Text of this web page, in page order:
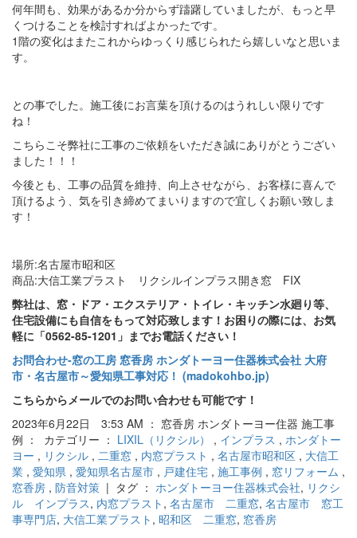
何年間も、効果があるか分からず躊躇していましたが、もっと早
くつけることを検討すればよかったです。
1階の変化はまたこれからゆっくり感じられたら嬉しいなと思いま
す。
との事でした。施工後にお言葉を頂けるのはうれしい限りです
ね！
こちらこそ弊社に工事のご依頼をいただき誠にありがとうござい
ました！！！
今後とも、工事の品質を維持、向上させながら、お客様に喜んで
頂けるよう、気を引き締めてまいりますので宜しくお願い致しま
す！
場所:名古屋市昭和区
商品:大信工業プラスト リクシルインプラス開き窓 FIX
弊社は、窓・ドア・エクステリア・トイレ・キッチン水廻り等、
住宅設備にも自信をもって対応致します！お困りの際には、お気
軽に「0562-85-1201」までお電話ください！
お問合わせ‐窓の工房 窓香房 ホンダトーヨー住器株式会社 大府
市・名古屋市～愛知県工事対応！ (madokohbo.jp)
こちらからメールでのお問い合わせも可能です！
2023年6月22日 3:53 AM ： 窓香房 ホンダトーヨー住器 施工事
例 ： カテゴリー ： LIXIL（リクシル） , インプラス , ホンダトー
ヨー , リクシル , 二重窓 , 内窓プラスト , 名古屋市昭和区 , 大信工
業 , 愛知県 , 愛知県名古屋市 , 戸建住宅 , 施工事例 , 窓リフォーム ,
窓香房 , 防音対策 | タグ ： ホンダトーヨー住器株式会社, リクシ
ル インプラス, 内窓プラスト , 名古屋市 二重窓, 名古屋市 窓工
事専門店, 大信工業プラスト , 昭和区 二重窓, 窓香房